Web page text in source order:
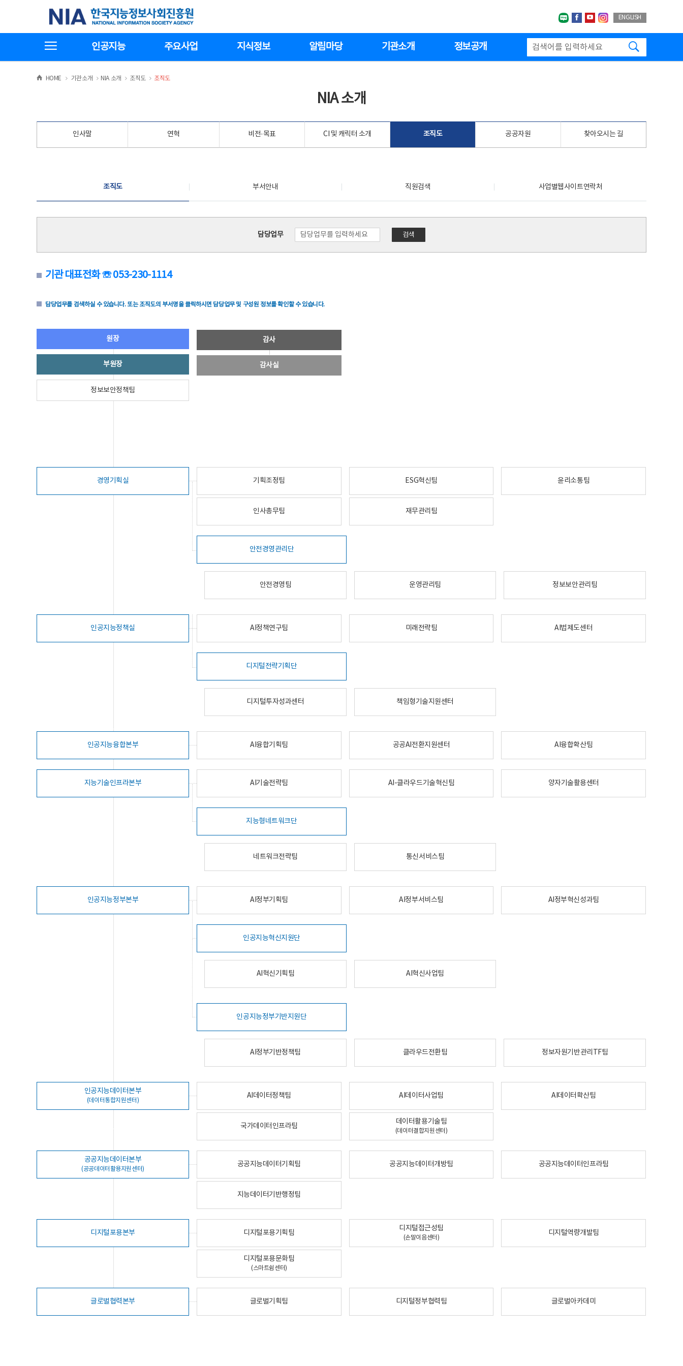
기
한국지능정보사회진흥원
네이버블로그
페이스북
유투브인스타그랩
ENGLISH
인공지능 주요사업 지식정보 알림마당 기관소개 정보공개
HOME >
기관소개 >NIA 소개 >
조직도 >
조직도
NIA 소개
인사말 연혁 비전·목표 CI 및 캐릭터 소개 조직도 공공자원 찾아오시는 길
조직도 부서안내 직원검색 사업별웹사이트연락처
담당업무 검색
기관 대표전화 ☏ 053-230-1114
담당업무를 검색하실 수 있습니다. 또는 조직도의 부서명을 클릭하시면 담당업무 및 구성원 정보를 확인할 수 있습니다.
원장
부원장
정보보안정책팀
감사
감사실
경영기획실 기획조정팀 ESG혁신팀 윤리소통팀
인사총무팀 재무관리팀
안전경영관리단
안전경영팀 운영관리팀 정보보안관리팀
인공지능정책실 AI정책연구팀 미래전략팀 AI법제도센터
디지털전략기획단
디지털투자성과센터 책임형기술지원센터
인공지능융합본부 AI융합기획팀 공공AI전환지원센터 AI융합확산팀
지능기술인프라본부 AI기술전략팀 AI-클라우드기술혁신팀 양자기술활용센터
지능형네트워크단
네트워크전략팀 통신서비스팀
인공지능정부본부 AI정부기획팀 AI정부서비스팀 AI정부혁신성과팀
인공지능혁신지원단
AI혁신기획팀 AI혁신사업팀
인공지능정부기반지원단
AI정부기반정책팀 클라우드전환팀 정보자원기반관리TF팀
인공지능데이터본부
(데이터통합지원센터)
AI데이터정책팀 AI데이터사업팀 AI데이터확산팀
국가데이터인프라팀
데이터활용기술팀
(데이터결합지원센터)
공공지능데이터본부
(공공데이터활용지원센터)
공공지능데이터기획팀 공공지능데이터개방팀 공공지능데이터인프라팀
지능데이터기반행정팀
디지털포용본부 디지털포용기획팀
디지털접근성팀
(손말이음센터)
디지털역량개발팀
디지털포용문화팀
(스마트쉼센터)
글로벌협력본부 글로벌기획팀 디지털정부협력팀 글로벌아카데미